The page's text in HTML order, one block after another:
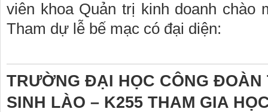
viên khoa Quản trị kinh doanh chào
Tham dự lễ bế mạc có đại diện:
TRƯỜNG ĐẠI HỌC CÔNG
SINH LÀO – K255 THAM GIA